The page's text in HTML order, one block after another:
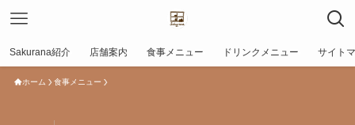
Sakurana紹介 店舗案内 食事メニュー ドリンクメニュー サイト
ホーム 食事メニュー